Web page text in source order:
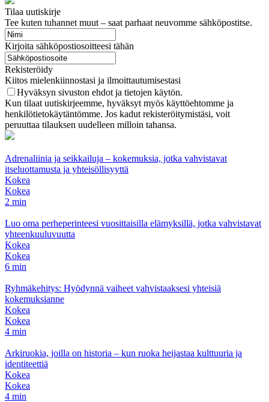
Tilaa uutiskirje
Tee kuten tuhannet muut – saat parhaat neuvomme sähköpostitse.
Kirjoita sähköpostiosoitteesi tähän
Rekisteröidy
Kiitos mielenkiinnostasi ja ilmoittautumisestasi
Hyväksyn sivuston ehdot ja tietojen käytön.
Kun tilaat uutiskirjeemme, hyväksyt myös käyttöehtomme ja
henkilötietokäytäntömme. Jos kadut rekisteröitymistäsi, voit
peruuttaa tilauksen uudelleen milloin tahansa.
Adrenaliinia ja seikkailuja – kokemuksia, jotka vahvistavat
itseluottamusta ja yhteisöllisyyttä
Kokea
Kokea
2 min
Luo oma perheperinteesi vuosittaisilla elämyksillä, jotka vahvistavat
yhteenkuuluvuutta
Kokea
Kokea
6 min
Ryhmäkehitys: Hyödynnä vaiheet vahvistaaksesi yhteisiä
kokemuksianne
Kokea
Kokea
4 min
Arkiruokia, joilla on historia – kun ruoka heijastaa kulttuuria ja
identiteettiä
Kokea
Kokea
4 min